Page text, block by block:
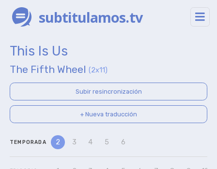
subtitulamos.tv
This Is Us
The Fifth Wheel (2x11)
Subir resincronización
+ Nueva traducción
TEMPORADA 2 3 4 5 6